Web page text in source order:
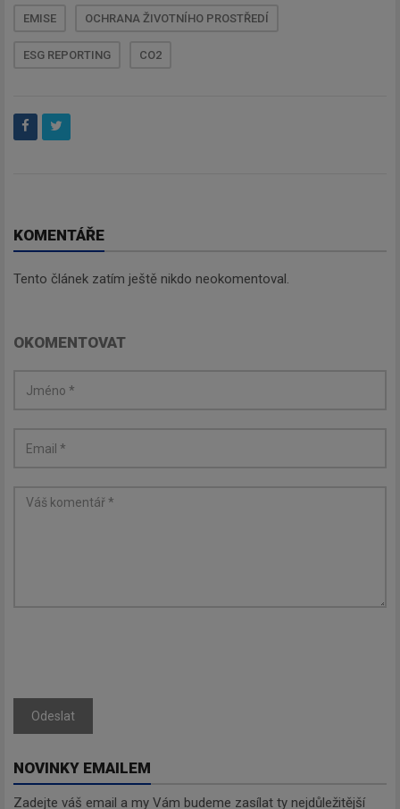
EMISE OCHRANA ŽIVOTNÍHO PROSTŘEDÍ
ESG REPORTING CO2
KOMENTÁŘE
Tento článek zatím ještě nikdo neokomentoval.
OKOMENTOVAT
Odeslat
NOVINKY EMAILEM
Zadejte váš email a my Vám budeme zasílat ty nejdůležitější